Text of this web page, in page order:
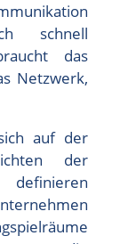
schnell
das
Netzwerk,
auf der
der
definieren